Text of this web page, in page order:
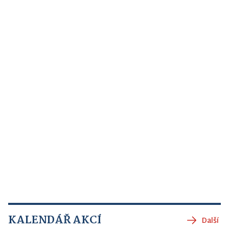
KALENDÁŘ AKCÍ Další